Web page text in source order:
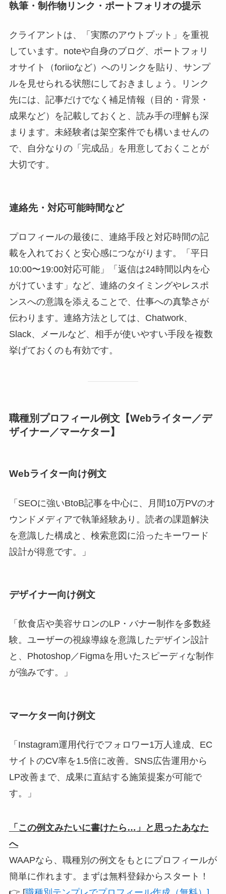
執筆・制作物リンク・ポートフォリオの提示
クライアントは、「実際のアウトプット」を重視
しています。noteや自身のブログ、ポートフォリ
オサイト（foriioなど）へのリンクを貼り、サンプ
ルを見せられる状態にしておきましょう。リンク
先には、記事だけでなく補足情報（目的・背景・
成果など）を記載しておくと、読み手の理解も深
まります。未経験者は架空案件でも構いませんの
で、自分なりの「完成品」を用意しておくことが
大切です。
連絡先・対応可能時間など
プロフィールの最後に、連絡手段と対応時間の記
載を入れておくと安心感につながります。「平日
10:00〜19:00対応可能」「返信は24時間以内を心
がけています」など、連絡のタイミングやレスポ
ンスへの意識を添えることで、仕事への真摯さが
伝わります。連絡方法としては、Chatwork、
Slack、メールなど、相手が使いやすい手段を複数
挙げておくのも有効です。
職種別プロフィール例文【Webライター／デ
ザイナー／マーケター】
Webライター向け例文
「SEOに強いBtoB記事を中心に、月間10万PVのオ
ウンドメディアで執筆経験あり。読者の課題解決
を意識した構成と、検索意図に沿ったキーワード
設計が得意です。」
デザイナー向け例文
「飲食店や美容サロンのLP・バナー制作を多数経
験。ユーザーの視線導線を意識したデザイン設計
と、Photoshop／Figmaを用いたスピーディな制作
が強みです。」
マーケター向け例文
「Instagram運用代行でフォロワー1万人達成、EC
サイトのCV率を1.5倍に改善。SNS広告運用から
LP改善まで、成果に直結する施策提案が可能で
す。」
「この例文みたいに書けたら…」と思ったあなた
へ
WAAPなら、職種別の例文をもとにプロフィールが
簡単に作れます。まずは無料登録からスタート！